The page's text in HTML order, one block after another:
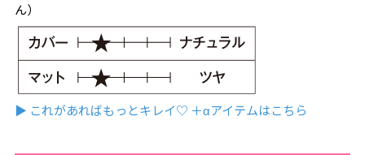
ん）
▶︎ これがあればもっとキレイ♡ ＋αアイテムはこちら